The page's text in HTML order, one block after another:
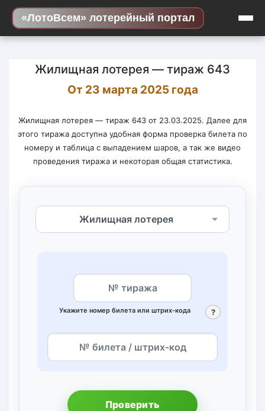
Skip to content
«ЛотоВсем» лотерейный портал
Жилищная лотерея — тираж 643
От 23 марта 2025 года
Жилищная лотерея — тираж 643 от 23.03.2025. Далее для
этого тиража доступна удобная форма проверка билета по
номеру и таблица с выпадением шаров, а так же видео
проведения тиража и некоторая общая статистика.
Выберите лотерею
Укажите номер билета или штрих‑кода ?
Проверить